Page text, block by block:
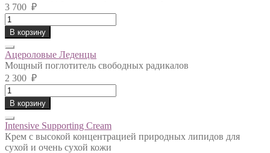
3 700 ₽
Ацерола
в
капсулах
quantity
В корзину
Ацероловые Леденцы
Мощный поглотитель свободных радикалов
2 300 ₽
Ацероловые
Леденцы
quantity
В корзину
Intensive Supporting Cream
Крем с высокой концентрацией природных липидов для
сухой и очень сухой кожи